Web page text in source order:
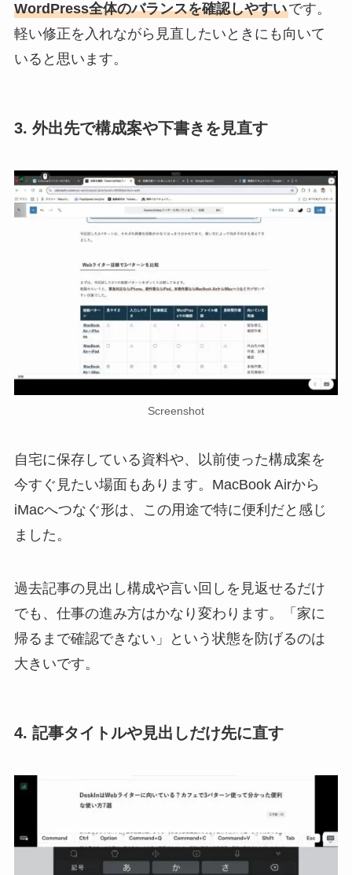
WordPress全体のバランスを確認しやすいです。
軽い修正を入れながら見直したいときにも向いて
いると思います。
3. 外出先で構成案や下書きを見直す
Screenshot
自宅に保存している資料や、以前使った構成案を
今すぐ見たい場面もあります。MacBook Airから
iMacへつなぐ形は、この用途で特に便利だと感じ
ました。
過去記事の見出し構成や言い回しを見返せるだけ
でも、仕事の進み方はかなり変わります。「家に
帰るまで確認できない」という状態を防げるのは
大きいです。
4. 記事タイトルや見出しだけ先に直す